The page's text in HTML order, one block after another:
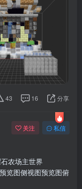
43 16 分享
关注 私信
农场主世界
览图侧视图预览图俯